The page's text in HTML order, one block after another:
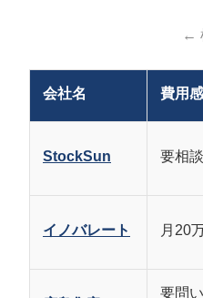
なぜ今、広島企業が
広島でYouTube
製化との違いを比較
【注意】フリーラ
依頼から運用開
←
会社名 費用感
StockSun 要相談
イノバレート 月20
要問